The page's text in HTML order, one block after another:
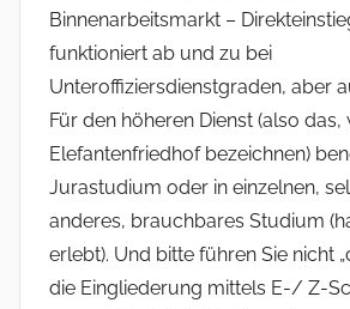
Binnenarbeitsmarkt –
funktioniert ab und zu bei
Unteroffiziersdienstgraden, aber
Für den höheren Dienst (also das,
Elefantenfriedhof bezeichnen)
Jurastudium oder in einzelnen,
anderes, brauchbares Studium
erlebt). Und bitte führen Sie nicht
die Eingliederung mittels E-/ Z-